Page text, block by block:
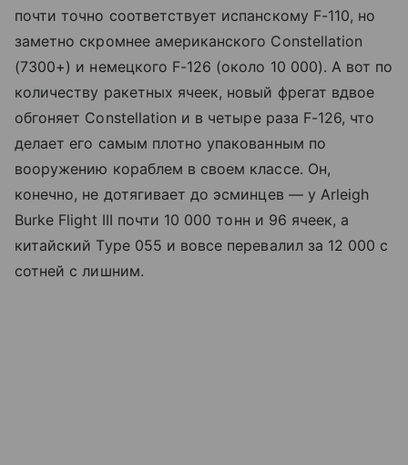
почти точно соответствует испанскому F-110, но
заметно скромнее американского Constellation
(7300+) и немецкого F-126 (около 10 000). А вот по
количеству ракетных ячеек, новый фрегат вдвое
обгоняет Constellation и в четыре раза F-126, что
делает его самым плотно упакованным по
вооружению кораблем в своем классе. Он,
конечно, не дотягивает до эсминцев — у Arleigh
Burke Flight III почти 10 000 тонн и 96 ячеек, а
китайский Type 055 и вовсе перевалил за 12 000 с
сотней с лишним.